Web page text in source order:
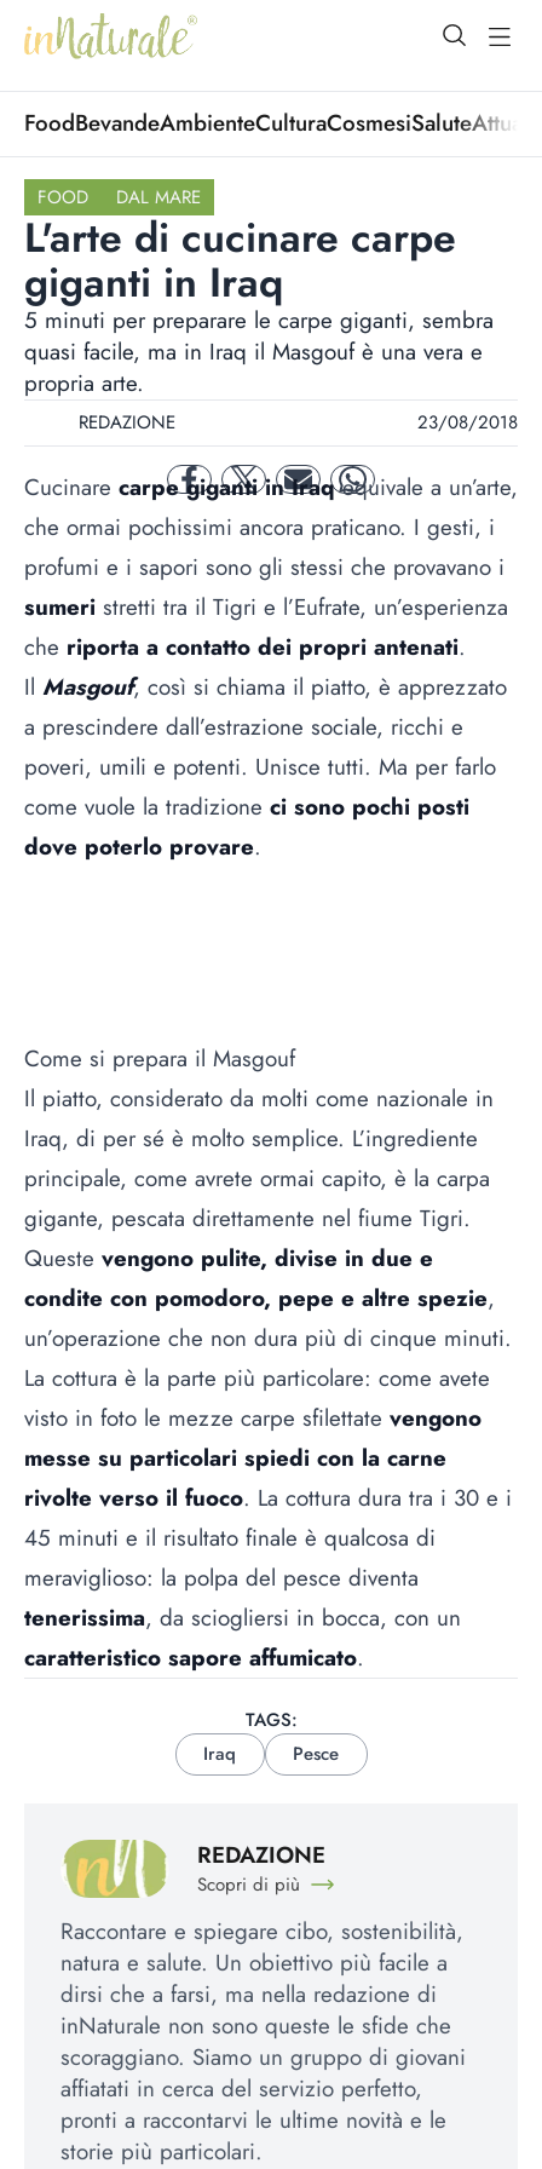
open
FoodBevandeAmbienteCulturaCosmesiSalute
FOOD DAL MARE
L'arte di cucinare carpe
giganti in Iraq
5 minuti per preparare le carpe giganti, sembra
quasi facile, ma in Iraq il Masgouf è una vera e
propria arte.
REDAZIONE 23/08/2018
facebooktwitter mail whatsapp
Cucinare carpe giganti in Iraqequivale a un’arte,
che ormai pochissimi ancora praticano. I gesti, i
profumi e i sapori sono gli stessi che provavano i
sumeri stretti tra il Tigri e l’Eufrate, un’esperienza
che riporta a contatto dei propri antenati.
Il Masgouf, così si chiama il piatto, è apprezzato
a prescindere dall’estrazione sociale, ricchi e
poveri, umili e potenti. Unisce tutti. Ma per farlo
come vuole la tradizione ci sono pochi posti
dove poterlo provare.
Come si prepara il Masgouf
Il piatto, considerato da molti come nazionale in
Iraq, di per sé è molto semplice. L’ingrediente
principale, come avrete ormai capito, è la carpa
gigante, pescata direttamente nel fiume Tigri.
Queste vengono pulite, divise in due e
condite con pomodoro, pepe e altre spezie,
un’operazione che non dura più di cinque minuti.
La cottura è la parte più particolare: come avete
visto in foto le mezze carpe sfilettate vengono
messe su particolari spiedi con la carne
rivolte verso il fuoco. La cottura dura tra i 30 e i
45 minuti e il risultato finale è qualcosa di
meraviglioso: la polpa del pesce diventa
tenerissima, da sciogliersi in bocca, con un
caratteristico sapore affumicato.
TAGS:
Iraq
Pesce
REDAZIONE
Scopri di più
Raccontare e spiegare cibo, sostenibilità,
natura e salute. Un obiettivo più facile a
dirsi che a farsi, ma nella redazione di
inNaturale non sono queste le sfide che
scoraggiano. Siamo un gruppo di giovani
affiatati in cerca del servizio perfetto,
pronti a raccontarvi le ultime novità e le
storie più particolari.